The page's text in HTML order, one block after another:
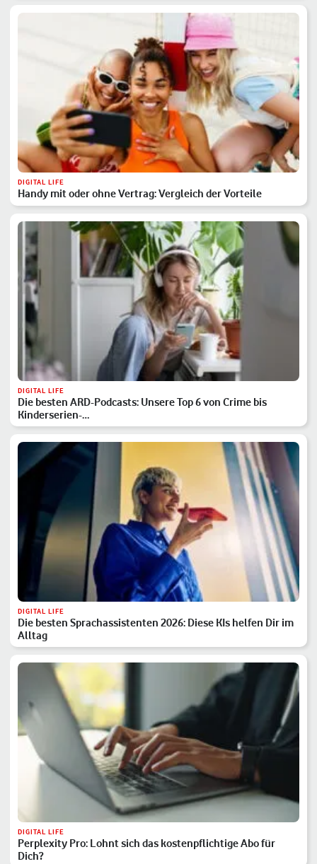
DIGITAL LIFE
Handy mit oder ohne Vertrag: Vergleich der Vorteile
DIGITAL LIFE
Die besten ARD-Podcasts: Unsere Top 6 von Crime bis
Kinderserien-…
DIGITAL LIFE
Die besten Sprachassistenten 2026: Diese KIs helfen Dir im
Alltag
DIGITAL LIFE
Perplexity Pro: Lohnt sich das kostenpflichtige Abo für
Dich?